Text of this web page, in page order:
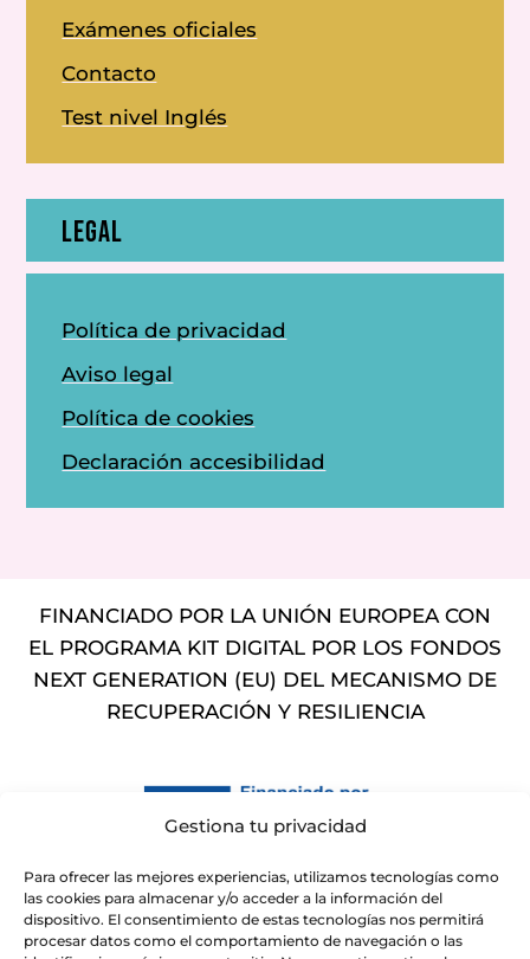
Gestiona tu privacidad
Para ofrecer las mejores experiencias, utilizamos tecnologías como
las cookies para almacenar y/o acceder a la información del
dispositivo. El consentimiento de estas tecnologías nos permitirá
procesar datos como el comportamiento de navegación o las
Exámenes oficiales
Contacto
Test nivel Inglés
LEGAL
Política de privacidad
Aviso legal
Política de cookies
Declaración accesibilidad
FINANCIADO POR LA UNIÓN EUROPEA CON
EL PROGRAMA KIT DIGITAL POR LOS FONDOS
NEXT GENERATION (EU) DEL MECANISMO DE
RECUPERACIÓN Y RESILIENCIA